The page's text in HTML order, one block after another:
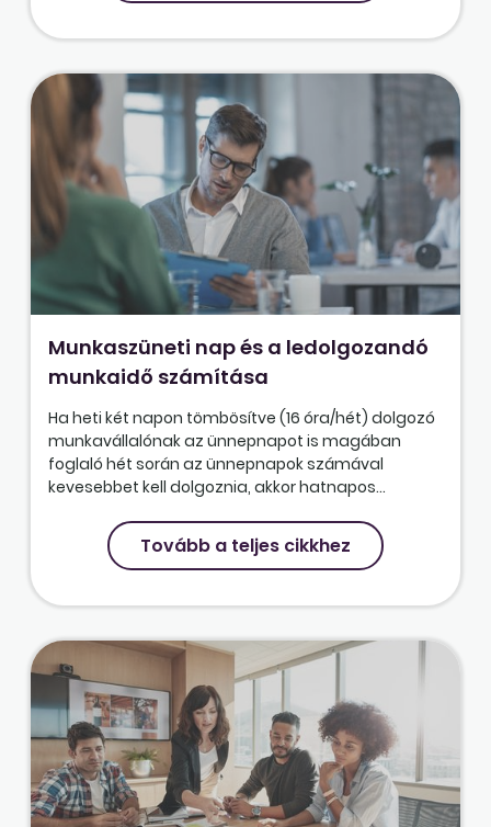
Munkaszüneti nap és a ledolgozandó
munkaidő számítása
Ha heti két napon tömbösítve (16 óra/hét) dolgozó
munkavállalónak az ünnepnapot is magában
foglaló hét során az ünnepnapok számával
kevesebbet kell dolgoznia, akkor hatnapos...
Tovább a teljes cikkhez